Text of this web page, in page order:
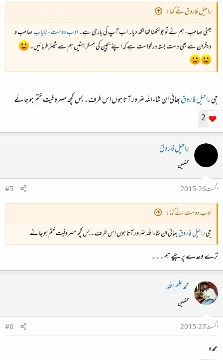
راحیل فاروق نے کہا:
بھٹی صاحب، ہم نے تو جو لکھنا تھا لکھ دیا۔ اب آپ کی باری ہے۔ادب دوست،نایابصاحب و
دیگران سے بھی دست بستہ درخواست ہے کہ اپنے بچپن کی مسکراہٹیں ہم سے شیئر فرمائیں۔
جیراحیل فاروقبھائی ان شاءاللہ ضرور آتا ہوں اس طرف ۔ بس کچھ مصروفیت ختم ہو جائے
2
راحیل فاروق
محفلین
اگست 26، 2015
#5
ادب دوست نے کہا:
جیراحیل فاروقبھائی ان شاءاللہ ضرور آتا ہوں اس طرف ۔ بس کچھ مصروفیت ختم ہو جائے
ترے وعدے پر جیے ہم۔۔۔
محمد علم اللہ
محفلین
اگست 27، 2015
#6
عمدہ